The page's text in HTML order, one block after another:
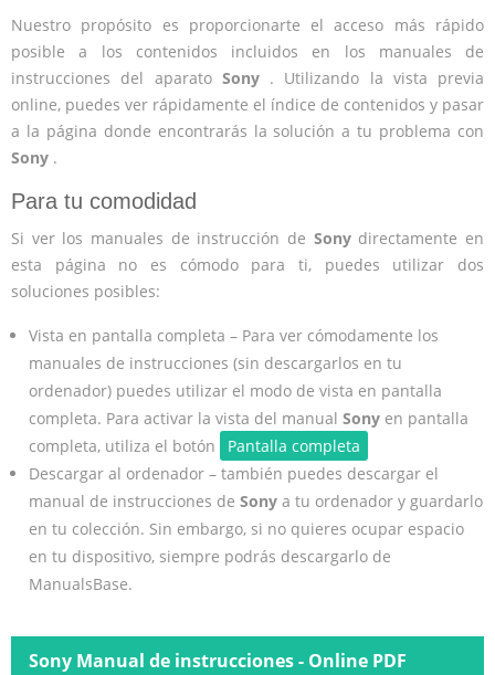
Nuestro propósito es proporcionarte el acceso más rápido
posible a los contenidos incluidos en los manuales de
instrucciones del aparato Sony . Utilizando la vista previa
online, puedes ver rápidamente el índice de contenidos y pasar
a la página donde encontrarás la solución a tu problema con
Sony .
Para tu comodidad
Si ver los manuales de instrucción de Sony directamente en
esta página no es cómodo para ti, puedes utilizar dos
soluciones posibles:
Vista en pantalla completa – Para ver cómodamente los
manuales de instrucciones (sin descargarlos en tu
ordenador) puedes utilizar el modo de vista en pantalla
completa. Para activar la vista del manual Sony en pantalla
completa, utiliza el botón
Pantalla completa
Descargar al ordenador – también puedes descargar el
manual de instrucciones de Sony a tu ordenador y guardarlo
en tu colección. Sin embargo, si no quieres ocupar espacio
en tu dispositivo, siempre podrás descargarlo de
ManualsBase.
Sony Manual de instrucciones - Online PDF